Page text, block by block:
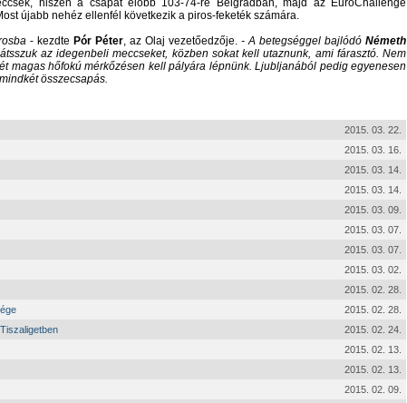
hiszen a csapat előbb 103-74-re Belgrádban, majd az EuroChallenge
újabb nehéz ellenfél következik a piros-feketék számára.
- kezdte Pór Péter, az Olaj vezetőedzője. - A betegséggel bajlódó Németh
az idegenbeli meccseket, közben sokat kell utaznunk, ami fárasztó. Nem
magas hőfokú mérkőzésen kell pályára lépnünk. Ljubljanából pedig egyenesen
összecsapás.
2015. 03. 22.
2015. 03. 16.
2015. 03. 14.
2015. 03. 14.
2015. 03. 09.
2015. 03. 07.
2015. 03. 07.
2015. 03. 02.
2015. 02. 28.
2015. 02. 28.
2015. 02. 24.
2015. 02. 13.
2015. 02. 13.
2015. 02. 09.